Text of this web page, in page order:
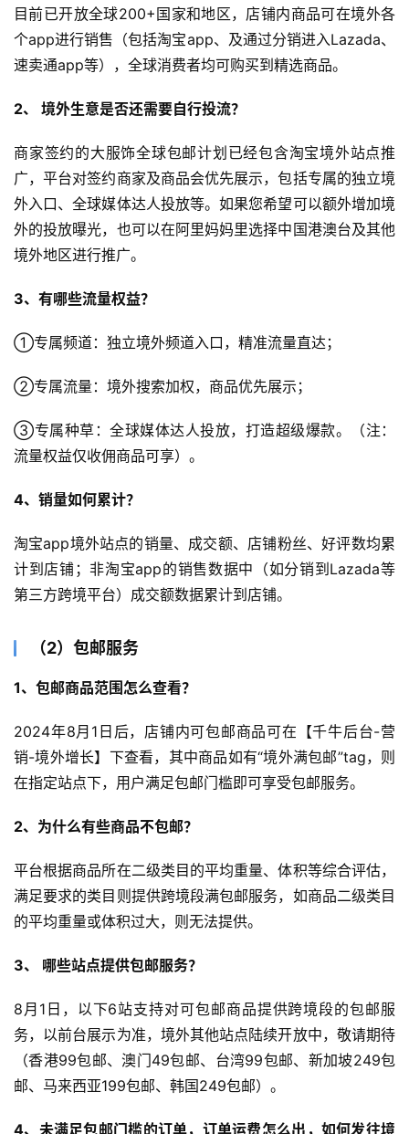
目前已开放全球200+国家和地区，店铺内商品可在境外各
个app进行销售（包括淘宝app、及通过分销进入Lazada、
速卖通app等），全球消费者均可购买到精选商品。
2、 境外生意是否还需要自行投流？
商家签约的大服饰全球包邮计划已经包含淘宝境外站点推
广，平台对签约商家及商品会优先展示，包括专属的独立境
外入口、全球媒体达人投放等。如果您希望可以额外增加境
外的投放曝光，也可以在阿里妈妈里选择中国港澳台及其他
境外地区进行推广。
3、有哪些流量权益？
①专属频道：独立境外频道入口，精准流量直达；
②专属流量：境外搜索加权，商品优先展示；
③专属种草：全球媒体达人投放，打造超级爆款。（注：
流量权益仅收佣商品可享）。
4、销量如何累计？
淘宝app境外站点的销量、成交额、店铺粉丝、好评数均累
计到店铺；非淘宝app的销售数据中（如分销到Lazada等
第三方跨境平台）成交额数据累计到店铺。
（2）包邮服务
1、包邮商品范围怎么查看？
2024年8月1日后，店铺内可包邮商品可在【千牛后台-营
销-境外增长】下查看，其中商品如有“境外满包邮”tag，则
在指定站点下，用户满足包邮门槛即可享受包邮服务。
2、为什么有些商品不包邮？
平台根据商品所在二级类目的平均重量、体积等综合评估，
满足要求的类目则提供跨境段满包邮服务，如商品二级类目
的平均重量或体积过大，则无法提供。
3、 哪些站点提供包邮服务？
8月1日，以下6站支持对可包邮商品提供跨境段的包邮服
务，以前台展示为准，境外其他站点陆续开放中，敬请期待
（香港99包邮、澳门49包邮、台湾99包邮、新加坡249包
邮、马来西亚199包邮、韩国249包邮）。
4、未满足包邮门槛的订单，订单运费怎么出，如何发往境